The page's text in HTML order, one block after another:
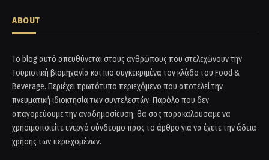
ABOUT
Το blog αυτό απευθύνεται στους ανθρώπους που στελεχώνουν την
Τουριστική βιομηχανία και πιο συγκεκριμένα τον κλάδο του Food &
Beverage. Περιέχει πρωτότυπο περιεχόμενο που αποτελεί την
πνευματική ιδιοκτησία των συντελεστών. Παρόλο που δεν
απαγορεύουμε την αναδημοσίευση, θα σας παρακαλούσαμε να
χρησιμοποιείτε ενεργό σύνδεσμο προς το άρθρο για να έχετε την άδεια
χρήσης των περιεχομένων.